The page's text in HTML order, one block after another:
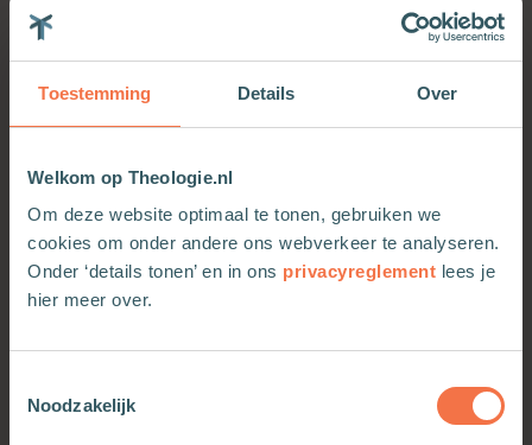
Toestemming Details Over
Welkom op Theologie.nl
Om deze website optimaal te tonen, gebruiken we
cookies om onder andere ons webverkeer te analyseren.
Onder ‘details tonen’ en in ons privacyreglement lees je
hier meer over.
Noodzakelijk
Ronald van Raak
is hoogleraar Erasmiaanse
waarden aan de Erasmus Universiteit Rotterdam
voor het Openbaar Bestuur (ROB)
Meer van deze auteur